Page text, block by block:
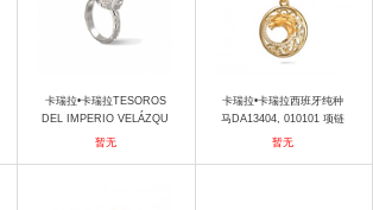
卡瑞拉•卡瑞拉TESOROS
DEL IMPERIO VELÁZQU
EZ DA13068，020804 戒
暂无
卡瑞拉•卡瑞拉西班牙纯种
马DA13404, 010101 项链
暂无